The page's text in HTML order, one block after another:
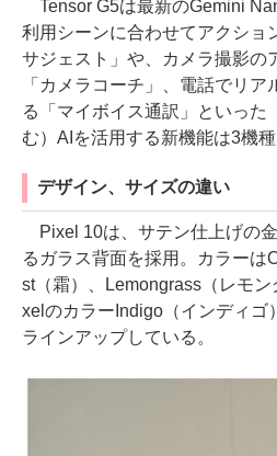
Tensor G5は最新のGemini
利用シーンに合わせてアクショ
サジェスト」や、カメラ撮影の
「カメラコーチ」、電話でリ
る「マイボイス通訳」といった
む）AIを活用する新機能は3機種
デザイン、サイズの違い
Pixel 10は、サテン仕上げの
るガラス背面を採用。カラーは
st（霜）、Lemongrass（レモ
xelのカラーIndigo（インディゴ
ラインアップしている。